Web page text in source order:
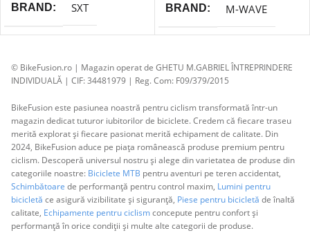
BRAND SXT BRAND M-WAVE
© BikeFusion.ro | Magazin operat de GHETU M.GABRIEL ÎNTREPRINDERE
INDIVIDUALĂ | CIF: 34481979 | Reg. Com: F09/379/2015
BikeFusion este pasiunea noastră pentru ciclism transformată într-un
magazin dedicat tuturor iubitorilor de biciclete. Credem că fiecare traseu
merită explorat și fiecare pasionat merită echipament de calitate. Din
2024, BikeFusion aduce pe piața românească produse premium pentru
ciclism. Descoperă universul nostru și alege din varietatea de produse din
categoriile noastre: Biciclete MTB pentru aventuri pe teren accidentat,
Schimbătoare de performanță pentru control maxim, Lumini pentru
bicicletă ce asigură vizibilitate și siguranță, Piese pentru bicicletă de înaltă
calitate, Echipamente pentru ciclismconcepute pentru confort și
performanță în orice condiții și multe alte categorii de produse.